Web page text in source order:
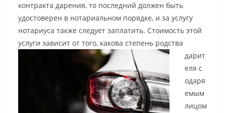
контракта дарения, то последний должен быть
удостоверен в нотариальном порядке, и за услугу
нотариуса также следует заплатить. Стоимость этой
услуги зависит от того, какова степень родства
дарит
еля с
одаря
емым
лицом